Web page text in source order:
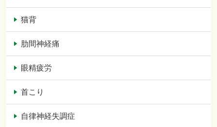
猫背
肋間神経痛
眼精疲労
首こり
自律神経失調症